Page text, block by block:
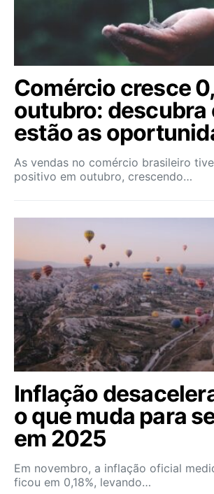
Comércio cresce
outubro: descubra
estão as
As vendas no comércio brasileiro
positivo em outubro, crescendo…
Inflação
o que muda para
em 2025
Em novembro, a inflação oficial
ficou em 0,18%, levando…